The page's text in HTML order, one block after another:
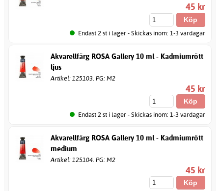
45 kr
Endast 2 st i lager - Skickas inom: 1-3 vardagar
Akvarellfärg ROSA Gallery 10 ml - Kadmiumrött
ljus
Artikel: 125103. PG: M2
45 kr
Endast 2 st i lager - Skickas inom: 1-3 vardagar
Akvarellfärg ROSA Gallery 10 ml - Kadmiumrött
medium
Artikel: 125104. PG: M2
45 kr